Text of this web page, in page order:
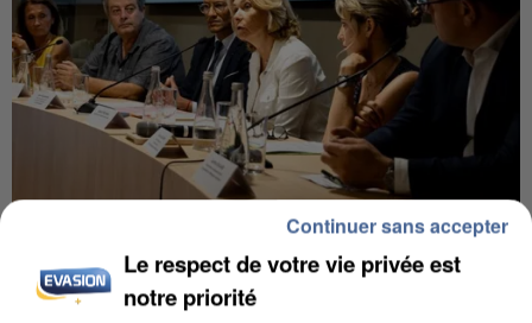
INCENDIES : L’ÎLE-DE-FRANCE LANCE UN ÉLAN
DE SOLIDARITÉ AVEC LES...
Le respect de votre vie privée est
notre priorité
Continuer sans accepter